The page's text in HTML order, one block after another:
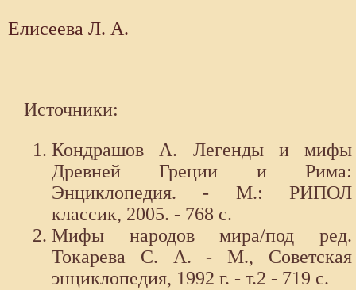
Елисеева Л. А.
Источники:
Кондрашов А. Легенды и мифы
Древней Греции и Рима:
Энциклопедия. - М.: РИПОЛ
классик, 2005. - 768 с.
Мифы народов мира/под ред.
Токарева С. А. - М., Советская
энциклопедия, 1992 г. - т.2 - 719 с.